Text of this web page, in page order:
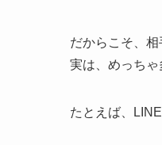
だからこそ、
実は、めっちゃ
たとえば、